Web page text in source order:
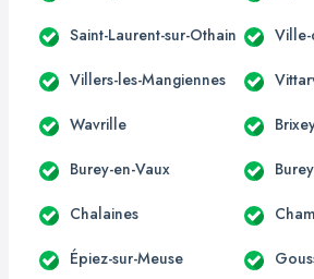
Saint-Laurent-sur-Othain
Villers-les-Mangiennes
Wavrille
Burey-en-Vaux
Chalaines
Épiez-sur-Meuse